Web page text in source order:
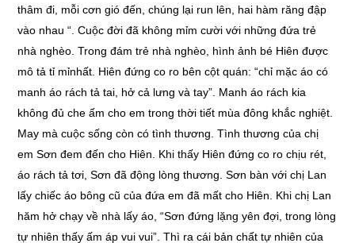
thâm đi, mỗi cơn gió đến, chúng lại run lên, hai hàm răng đập
vào nhau “. Cuộc đời đã không mỉm cười với những đứa trẻ
nhà nghèo. Trong đám trẻ nhà nghèo, hình ảnh bé Hiên được
mô tả tỉ mỉnhất. Hiên đứng co ro bên cột quán: “chỉ mặc áo có
manh áo rách tả tai, hở cả lưng và tay”. Manh áo rách kia
không đủ che ấm cho em trong thời tiết mùa đông khắc nghiệt.
May mà cuộc sống còn có tình thương. Tình thương của chị
em Sơn đem đến cho Hiên. Khi thấy Hiên đứng co ro chịu rét,
áo rách tả tơi, Sơn đã động lòng thương. Sơn bàn với chị Lan
lấy chiếc áo bông cũ của đứa em đã mất cho Hiên. Khi chị Lan
hăm hở chạy về nhà lấy áo, “Sơn đứng lặng yên đợi, trong lòng
tự nhiên thấy ấm áp vui vui”. Thì ra cái bản chất tự nhiên của